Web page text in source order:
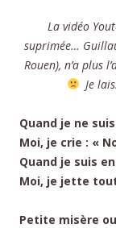
La vidéo
suprimée…
Rouen), n’a plus
Je
Quand je ne
Moi, je crie : «
Quand je suis
Moi, je jette
Petite misère